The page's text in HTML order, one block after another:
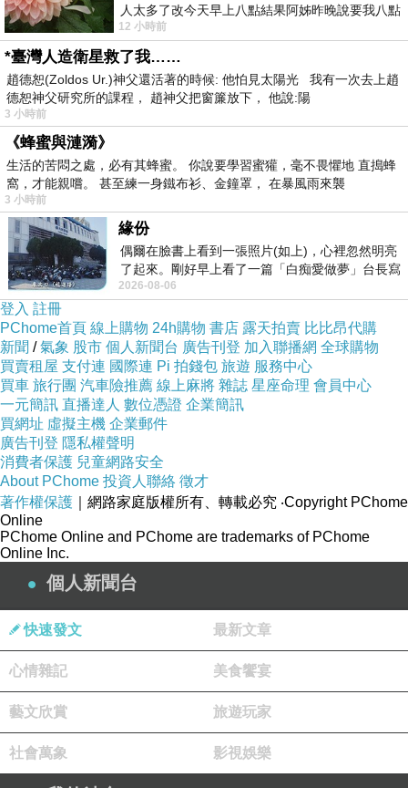
人太多了改今天早上八點結果阿姊昨晚說要我八點
去西螺農會~回到莿桐都8點半多了
12 小時前
*臺灣人造衛星救了我……
趙德恕(Zoldos Ur.)神父還活著的時候: 他怕見太陽光 我有一次去上趙
德恕神父研究所的課程， 趙神父把窗簾放下， 他說:陽
3 小時前
《蜂蜜與漣漪》
生活的苦悶之處，必有其蜂蜜。 你說要學習蜜獾，毫不畏懼地 直搗蜂
窩，才能親嚐。 甚至練一身鐵布衫、金鐘罩， 在暴風雨來襲
3 小時前
緣份
偶爾在臉書上看到一張照片(如上)，心裡忽然明亮
了起來。剛好早上看了一篇「白痴愛做夢」台長寫
的貼文，在回顧年輕時瘋狂愛上
2026-08-06
登入 註冊
PChome首頁 線上購物 24h購物 書店 露天拍賣 比比昂代購
新聞 /氣象 股市 個人新聞台 廣告刊登 加入聯播網 全球購物
買賣租屋 支付連 國際連 Pi 拍錢包 旅遊 服務中心
買車 旅行團 汽車險推薦 線上麻將 雜誌 星座命理 會員中心
一元簡訊 直播達人 數位憑證 企業簡訊
買網址 虛擬主機 企業郵件
廣告刊登 隱私權聲明
消費者保護 兒童網路安全
About PChome 投資人聯絡 徵才
著作權保護 ｜網路家庭版權所有、轉載必究 ‧Copyright PChome
Online
PChome Online and PChome are trademarks of PChome
Online Inc.
個人新聞台
快速發文 最新文章
心情雜記 美食饗宴
藝文欣賞 旅遊玩家
社會萬象 影視娛樂